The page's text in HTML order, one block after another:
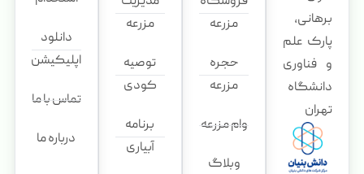
برهانی،
پارک علم
و فناوری
دانشگاه
تهران
مزرعه
حجره
مزرعه
وام مزرعه
وبلاگ
مزرعه
توصیه
کودی
برنامه
آبیاری
دانلود
اپلیکیشن
تماس با ما
درباره ما